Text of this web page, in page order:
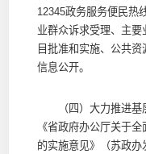
12345政务服务便民热
业群众诉求受理、主
目批准和实施、公共
信息公开。
（四）大力推进基
《省政府办公厅关于
的实施意见》（苏政办